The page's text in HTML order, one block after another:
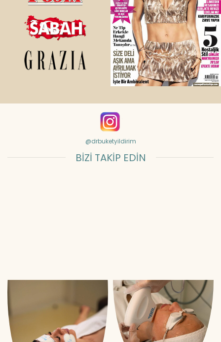
@drbuketyildirim
BİZİ TAKİP EDİN